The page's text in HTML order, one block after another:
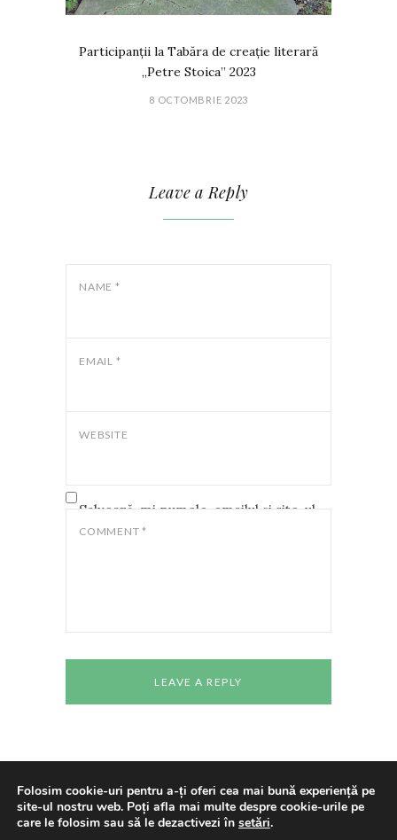
Participanții la Tabăra de creație literară
„Petre Stoica” 2023
8 OCTOMBRIE 2023
Leave a Reply
NAME *
EMAIL *
WEBSITE
Salvează-mi numele, emailul și site-ul
web în acest navigator pentru data
COMMENT *
Copyright © 2024 All rights reserved Casa de
Cultură a Studenților Timișoara Made With
Folosim cookie-uri pentru a-ți oferi cea mai bună experiență pe
site-ul nostru web. Poți afla mai multe despre cookie-urile pe
care le folosim sau să le dezactivezi în setări.